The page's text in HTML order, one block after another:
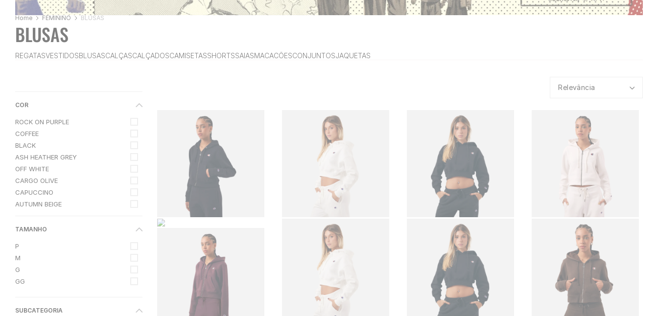
FEMININO BLUSAS
BLUSAS
REGATASVESTIDOSBLUSASCALÇASCALÇADOSCAMISETASSHORTSSAIASMACACÕESCONJUNTOSJAQUETAS
SUBCATEGORIA
COR
ROCK ON PURPLE
COFFEE
BLACK
ASH HEATHER GREY
OFF WHITE
CARGO OLIVE
CAPUCCINO
AUTUMN BEIGE
TAMANHO
P
M
G
GG
Relevância